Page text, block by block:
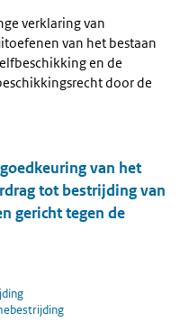
verklaring van
van het bestaan
en de
door de
van het
tot bestrijding van
gericht tegen de